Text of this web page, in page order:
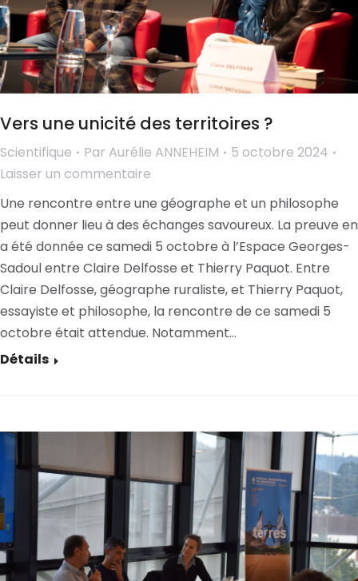
Vers une unicité des territoires ?
Scientifique Par Aurélie ANNEHEIM
5 octobre 2024
Laisser un commentaire
Une rencontre entre une géographe et un philosophe
peut donner lieu à des échanges savoureux. La preuve en
a été donnée ce samedi 5 octobre à l’Espace Georges-
Sadoul entre Claire Delfosse et Thierry Paquot. Entre
Claire Delfosse, géographe ruraliste, et Thierry Paquot,
essayiste et philosophe, la rencontre de ce samedi 5
octobre était attendue. Notamment…
Détails